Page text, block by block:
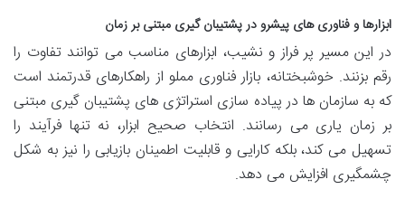
ابزارها و فناوری های پیشرو در پشتیبان گیری مبتنی بر زمان
در این مسیر پر فراز و نشیب، ابزارهای مناسب می توانند تفاوت را
رقم بزنند. خوشبختانه، بازار فناوری مملو از راهکارهای قدرتمند است
که به سازمان ها در پیاده سازی استراتژی های پشتیبان گیری مبتنی
بر زمان یاری می رسانند. انتخاب صحیح ابزار، نه تنها فرآیند را
تسهیل می کند، بلکه کارایی و قابلیت اطمینان بازیابی را نیز به شکل
چشمگیری افزایش می دهد.